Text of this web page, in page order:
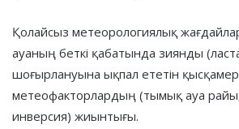
Қолайсыз метеорологиялық
ауаның беткі қабатында зиянды
шоғырлануына ықпал ететін
метеофакторлардың (тымық ауа
инверсия) жиынтығы.